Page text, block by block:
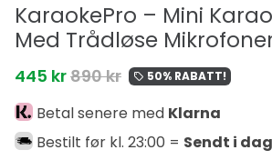
KaraokePro – Mini
Med Trådløse
445 kr890 kr local_offer 50% RABATT!
Betal senere med Klarna
Bestilt før kl. 23:00 = Sendt i dag